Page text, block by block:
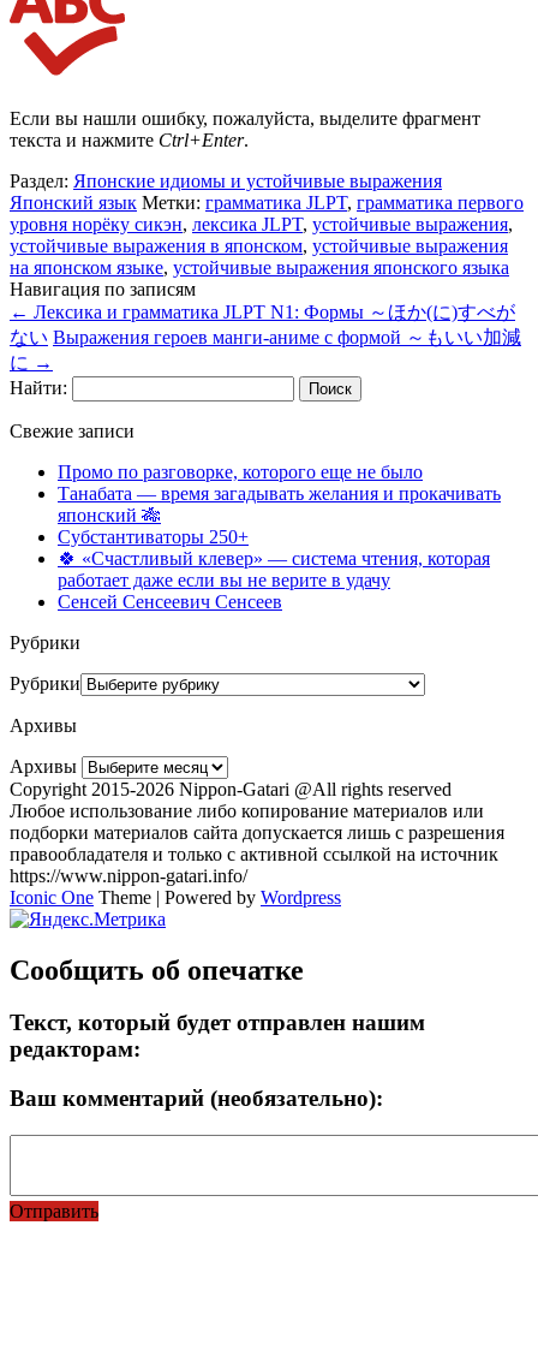
Если вы нашли ошибку, пожалуйста, выделите фрагмент
текста и нажмите Ctrl+Enter.
Раздел: Японские идиомы и устойчивые выражения
Японский язык Метки: грамматика JLPT, грамматика первого
уровня норёку сикэн, лексика JLPT, устойчивые выражения,
устойчивые выражения в японском, устойчивые выражения
на японском языке, устойчивые выражения японского языка
Навигация по записям
← Лексика и грамматика JLPT N1: Формы ～ほか(に)すべが
ない Выражения героев манги-аниме с формой ～もいい加減
に →
Найти:
Свежие записи
Промо по разговорке, которого еще не было
Танабата — время загадывать желания и прокачивать
японский 🎋
Субстантиваторы 250+
🍀 «Счастливый клевер» — система чтения, которая
работает даже если вы не верите в удачу
Сенсей Сенсеевич Сенсеев
Рубрики
Рубрики
Архивы
Архивы
Copyright 2015-2026 Nippon-Gatari @All rights reserved
Любое использование либо копирование материалов или
подборки материалов сайта допускается лишь с разрешения
правообладателя и только с активной ссылкой на источник
https://www.nippon-gatari.info/
Iconic One Theme | Powered by Wordpress
Сообщить об опечатке
Текст, который будет отправлен нашим
редакторам:
Ваш комментарий (необязательно):
Отправить